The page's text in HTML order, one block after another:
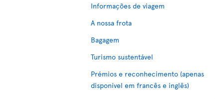
Informações de viagem
A nossa frota
Bagagem
Turismo sustentável
Prémios e reconhecimento (apenas
disponível em francês e inglês)